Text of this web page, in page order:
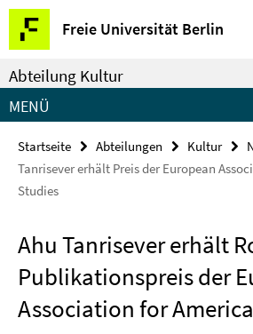
Springe
direkt
zu
Inhalt
Freie Universität Berlin
Service-
Navigation
Abteilung Kultur
MENÜ
Startseite Abteilungen Kultur
Tanrisever erhält Preis der European
Studies
Ahu Tanrisever erhält
Publikationspreis der
Association for